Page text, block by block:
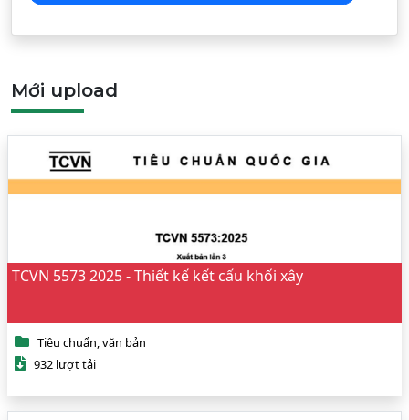
Mới upload
TCVN 5573 2025 - Thiết kế kết cấu khối xây
Tiêu chuẩn, văn bản
932 lượt tải